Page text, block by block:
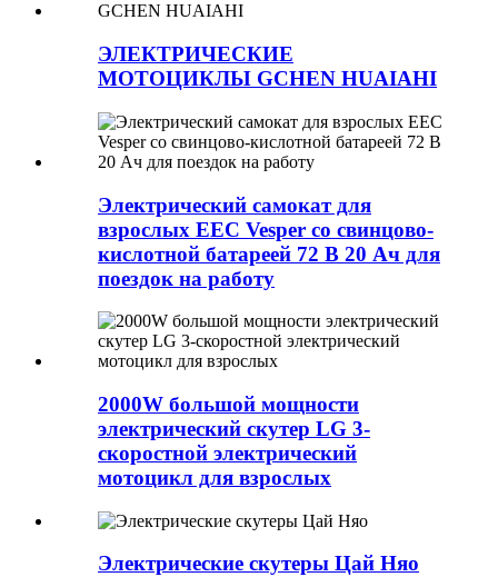
ЭЛЕКТРИЧЕСКИЕ
МОТОЦИКЛЫ GCHEN HUAIAHI
Электрический самокат для
взрослых EEC Vesper со свинцово-
кислотной батареей 72 В 20 Ач для
поездок на работу
2000W большой мощности
электрический скутер LG 3-
скоростной электрический
мотоцикл для взрослых
Электрические скутеры Цай Няо